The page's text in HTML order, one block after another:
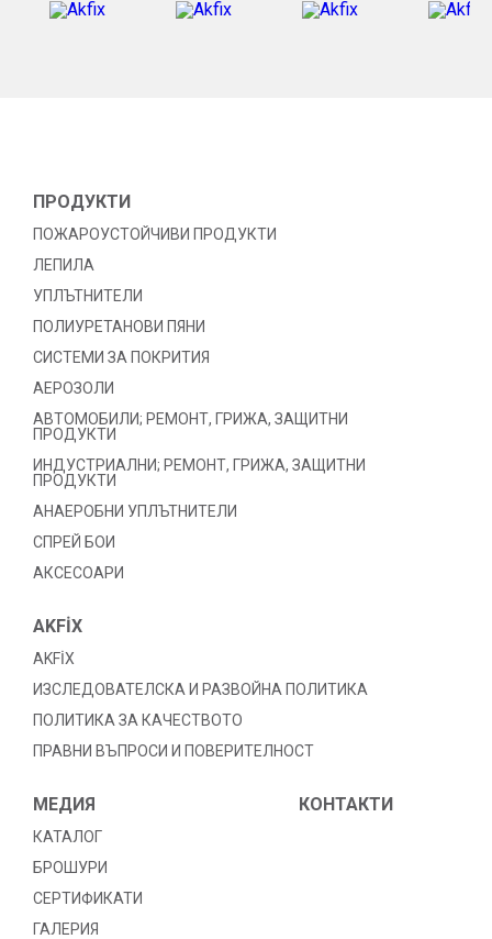
ПРОДУКТИ
ПОЖАРОУСТОЙЧИВИ ПРОДУКТИ
ЛЕПИЛА
УПЛЪТНИТЕЛИ
ПОЛИУРЕТАНОВИ ПЯНИ
СИСТЕМИ ЗА ПОКРИТИЯ
АЕРОЗОЛИ
АВТОМОБИЛИ; РЕМОНТ, ГРИЖА, ЗАЩИТНИ
ПРОДУКТИ
ИНДУСТРИАЛНИ; РЕМОНТ, ГРИЖА, ЗАЩИТНИ
ПРОДУКТИ
АНАЕРОБНИ УПЛЪТНИТЕЛИ
СПРЕЙ БОИ
АКСЕСОАРИ
AKFİX
AKFİX
ИЗСЛЕДОВАТЕЛСКА И РАЗВОЙНА ПОЛИТИКА
ПОЛИТИКА ЗА КАЧЕСТВОТО
ПРАВНИ ВЪПРОСИ И ПОВЕРИТЕЛНОСТ
МЕДИЯ
КАТАЛОГ
БРОШУРИ
СЕРТИФИКАТИ
ГАЛЕРИЯ
КОНТАКТИ